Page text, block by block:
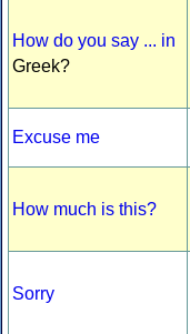
How do you say ... in
Greek?
Excuse me
How much is this?
Sorry